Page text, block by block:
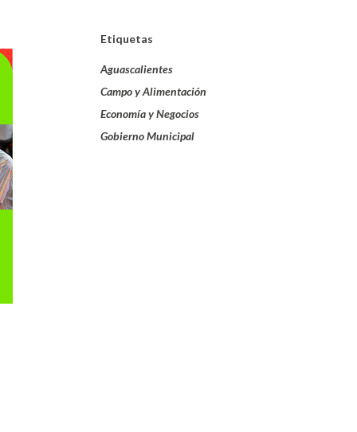
Etiquetas
Aguascalientes
Campo y Alimentación
Economía y Negocios
Gobierno Municipal